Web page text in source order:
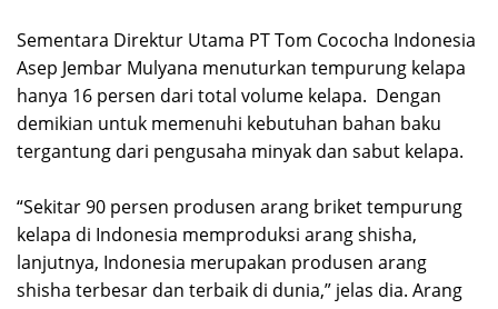
Sementara Direktur Utama PT Tom Cococha Indonesia
Asep Jembar Mulyana menuturkan tempurung kelapa
hanya 16 persen dari total volume kelapa. Dengan
demikian untuk memenuhi kebutuhan bahan baku
tergantung dari pengusaha minyak dan sabut kelapa.
“Sekitar 90 persen produsen arang briket tempurung
kelapa di Indonesia memproduksi arang shisha,
lanjutnya, Indonesia merupakan produsen arang
shisha terbesar dan terbaik di dunia,” jelas dia. Arang